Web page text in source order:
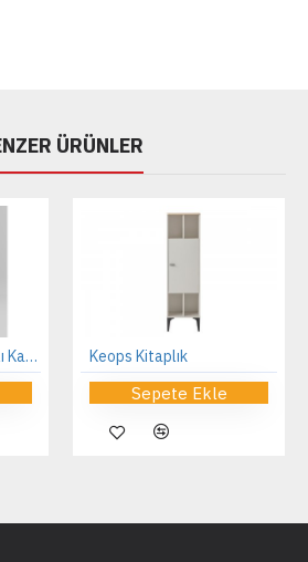
ÜRÜNLER
Space7 Başlıklı Bazalı Karyola Keops Kitaplık
Sepete Ekle